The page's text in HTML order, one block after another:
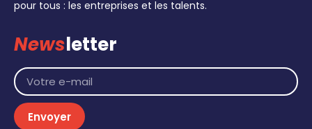
pour tous : les entreprises et les talents.
Newsletter
Envoyer